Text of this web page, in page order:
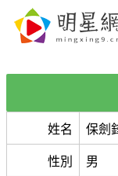
姓名 保劍
性別 男